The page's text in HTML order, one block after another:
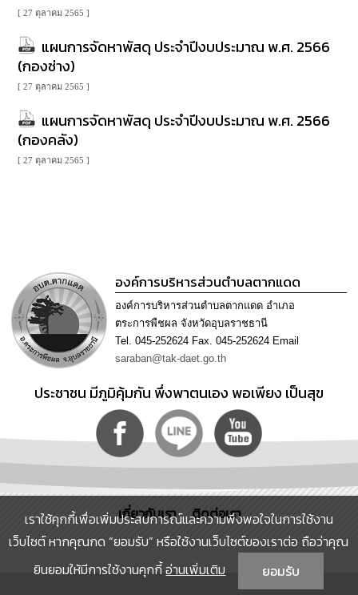
กิจการ
สภา
กิจการ
สภา
ท้อง
ถิ่น
ของ
เรา
ข้อมูล
การ
ติดต่อ
[ 27 ตุลาคม 2565 ]
แผนการจัดหาพัสดุ ประจำปีงบประมาณ พ.ศ. 2566
(กองช่าง)
[ 27 ตุลาคม 2565 ]
แผนการจัดหาพัสดุ ประจำปีงบประมาณ พ.ศ. 2566
(กองคลัง)
[ 27 ตุลาคม 2565 ]
องค์การบริหารส่วนตำบลตากแดด
องค์การบริหารส่วนตำบลตากแดด อำเภอ
ตระการพืชผล จังหวัดอุบลราชธานี
Tel. 045-252624 Fax. 045-252624 Email
saraban@tak-daet.go.th
ประชาชน มีภูมิคุ้มกัน พึ่งพาตนเอง พอเพียง เป็นสุข
เกี่ยวกับเรา ติดต่อเรา
เราใช้คุกกี้เพื่อเพิ่มประสบการณ์และความพึงพอใจในการใช้งาน
เว็บไซต์ หากคุณกด “ยอมรับ” หรือใช้งานเว็บไซต์ของเราต่อ ถือว่าคุณ
ยินยอมให้มีการใช้งานคุกกี้อ่านเพิ่มเติม ยอมรับ